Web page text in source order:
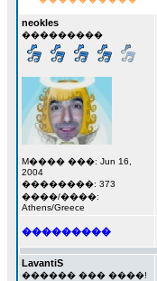
neokles
���������
M���� ���: Jun 16,
2004
��������: 373
����/����:
Athens/Greece
���������
LavantiS
������ ��� ����!